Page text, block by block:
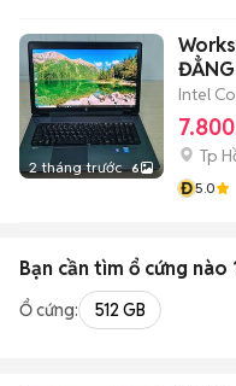
2 tháng trước 6
ĐẲNG
Intel
Tp
Đ5.0
Bạn cần tìm ổ cứng nào
Ổ cứng: 512 GB